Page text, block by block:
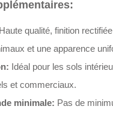
Haute qualité, finition
et une apparence
Idéal pour les sols
et commerciaux.
minimale: Pas de